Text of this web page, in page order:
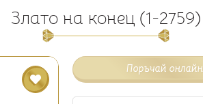
Злато на конец (1-2759)
Поръчай онлайн